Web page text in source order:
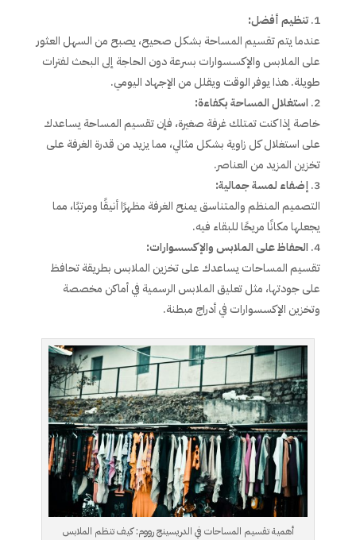
تنظيم أفضل:
عندما يتم تقسيم المساحة بشكل صحيح، يصبح من السهل العثور
على الملابس والإكسسوارات بسرعة دون الحاجة إلى البحث لفترات
طويلة. هذا يوفر الوقت ويقلل من الإجهاد اليومي.
استغلال المساحة بكفاءة:
خاصة إذا كنت تمتلك غرفة صغيرة، فإن تقسيم المساحة يساعدك
على استغلال كل زاوية بشكل مثالي، مما يزيد من قدرة الغرفة على
تخزين المزيد من العناصر.
إضفاء لمسة جمالية:
التصميم المنظم والمتناسق يمنح الغرفة مظهرًا أنيقًا ومرتبًا، مما
يجعلها مكانًا مريحًا للبقاء فيه.
الحفاظ على الملابس والإكسسوارات:
تقسيم المساحات يساعدك على تخزين الملابس بطريقة تحافظ
على جودتها، مثل تعليق الملابس الرسمية في أماكن مخصصة
وتخزين الإكسسوارات في أدراج مبطنة.
أهمية تقسيم المساحات في الدريسينج رووم: كيف تنظم الملابس